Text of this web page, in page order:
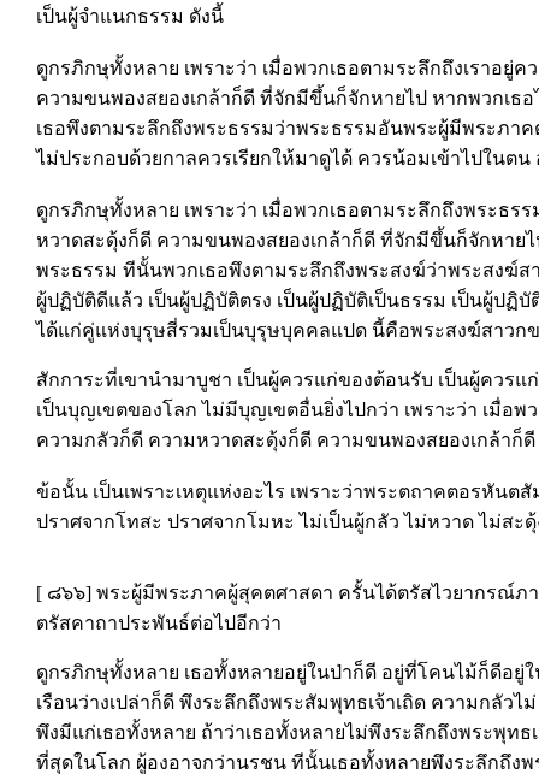
เป็นผู้จำแนกธรรม ดังนี้
ดูกรภิกษุทั้งหลาย เพราะว่า เมื่อพวกเธอตามระลึกถึงเราอยู่
ความขนพองสยองเกล้าก็ดี ที่จักมีขึ้นก็จักหายไป หากพวกเธ
เธอพึงตามระลึกถึงพระธรรมว่าพระธรรมอันพระผู้มีพระภาค
ไม่ประกอบด้วยกาลควรเรียกให้มาดูได้ ควรน้อมเข้าไปในต
ดูกรภิกษุทั้งหลาย เพราะว่า เมื่อพวกเธอตามระลึกถึงพระธร
หวาดสะดุ้งก็ดี ความขนพองสยองเกล้าก็ดี ที่จักมีขึ้นก็จักหาย
พระธรรม ทีนั้นพวกเธอพึงตามระลึกถึงพระสงฆ์ว่าพระสงฆ์ส
ผู้ปฏิบัติดีแล้ว เป็นผู้ปฏิบัติตรง เป็นผู้ปฏิบัติเป็นธรรม เป็นผู้ปฏิ
ได้แก่คู่แห่งบุรุษสี่รวมเป็นบุรุษบุคคลแปด นี้คือพระสงฆ์สาวก
สักการะที่เขานำมาบูชา เป็นผู้ควรแก่ของต้อนรับ เป็นผู้ควร
เป็นบุญเขตของโลก ไม่มีบุญเขตอื่นยิ่งไปกว่า เพราะว่า เมื่อพ
ความกลัวก็ดี ความหวาดสะดุ้งก็ดี ความขนพองสยองเกล้าก็
ข้อนั้น เป็นเพราะเหตุแห่งอะไร เพราะว่าพระตถาคตอรหันต
ปราศจากโทสะ ปราศจากโมหะ ไม่เป็นผู้กลัว ไม่หวาด ไม่สะ
[ ๘๖๖] พระผู้มีพระภาคผู้สุคตศาสดา ครั้นได้ตรัสไวยากรณ์ภ
ตรัสคาถาประพันธ์ต่อไปอีกว่า
ดูกรภิกษุทั้งหลาย เธอทั้งหลายอยู่ในป่าก็ดี อยู่ที่โคนไม้ก็ดีอยู่
เรือนว่างเปล่าก็ดี พึงระลึกถึงพระสัมพุทธเจ้าเถิด ความกลัวไม่
พึงมีแก่เธอทั้งหลาย ถ้าว่าเธอทั้งหลายไม่พึงระลึกถึงพระพุทธ
ที่สุดในโลก ผู้องอาจกว่านรชน ทีนั้นเธอทั้งหลายพึงระลึกถึงพ